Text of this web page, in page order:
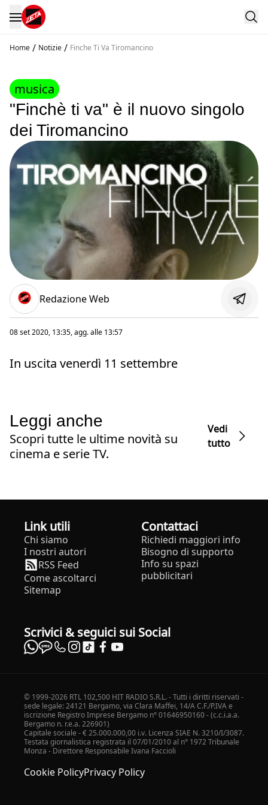
Home / Notizie / Finche Ti Va Tiromancino
musica
"Finchè ti va" è il nuovo singolo
dei Tiromancino
Redazione Web
08 set 2020, 13:35, agg. alle 13:57
In uscita venerdì 11 settembre
Leggi anche
Scopri tutte le ultime novità su
cinema e serie TV.
Vedi
tutto
Link utili
Chi siamo
I nostri autori
RSS Feed
Come ascoltarci
Sitemap
Contattaci
Richiedi maggiori info
Bisogno di supporto
Info su spazi
pubblicitari
Scrivici & seguici sui Social
© 1999-2026 RTL 102,500 HIT RADIO S.R.L. - Tutti i diritti riservati -
sede legale: 24121 Bergamo, via Clara Maffei, 14/A C.F./P.IVA e
iscrizione Registro Imprese Bergamo n° 01646950160 - (c.c.i.a.a.
Bergamo n. r.e.a. 226901)
Capitale sociale - € 25.000.000,00 i.v. Licenza SIAE N. 3210/I/3087.
Testata giornalistica registrata il 07/01/2010 al n° 1972 Tribunale
Monza - Direttore Responsabile Ivana Faccioli
Cookie PolicyPrivacy Policy